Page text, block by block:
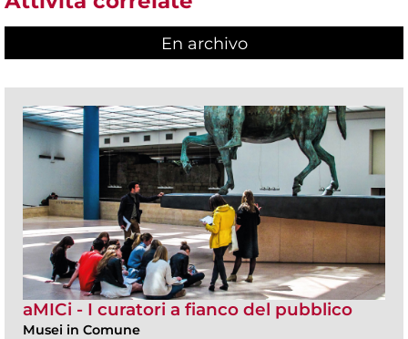
En archivo
aMICi - I curatori a fianco del pubblico
Musei in Comune